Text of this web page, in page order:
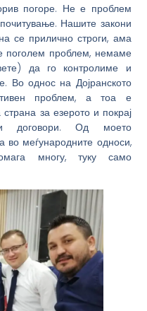
погоре. Не е проблем
Нашите закони
се прилично строги, ама
поголем проблем, немаме
да го контролиме и
Во однос на Дојранското
проблем, а тоа е
за езерото и покрај
договори. Од моето
во меѓународните односи,
многу, туку само